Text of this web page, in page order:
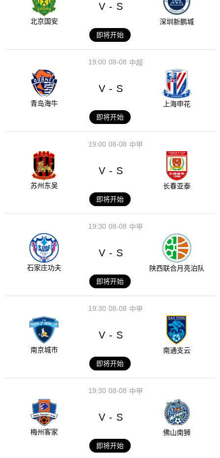
北京国安
V - S
深圳新鹏城
即将开始
08-08
19:00 中超
青岛海牛
V - S
上海申花
即将开始
08-08
19:00 中甲
苏州东吴
V - S
长春亚泰
即将开始
08-08
19:30 中甲
石家庄功夫
V - S
陕西联合月亮泊队
即将开始
08-08
19:30 中甲
南京城市
V - S
南通支云
即将开始
08-08
19:30 中甲
梅州客家
V - S
佛山南狮
即将开始